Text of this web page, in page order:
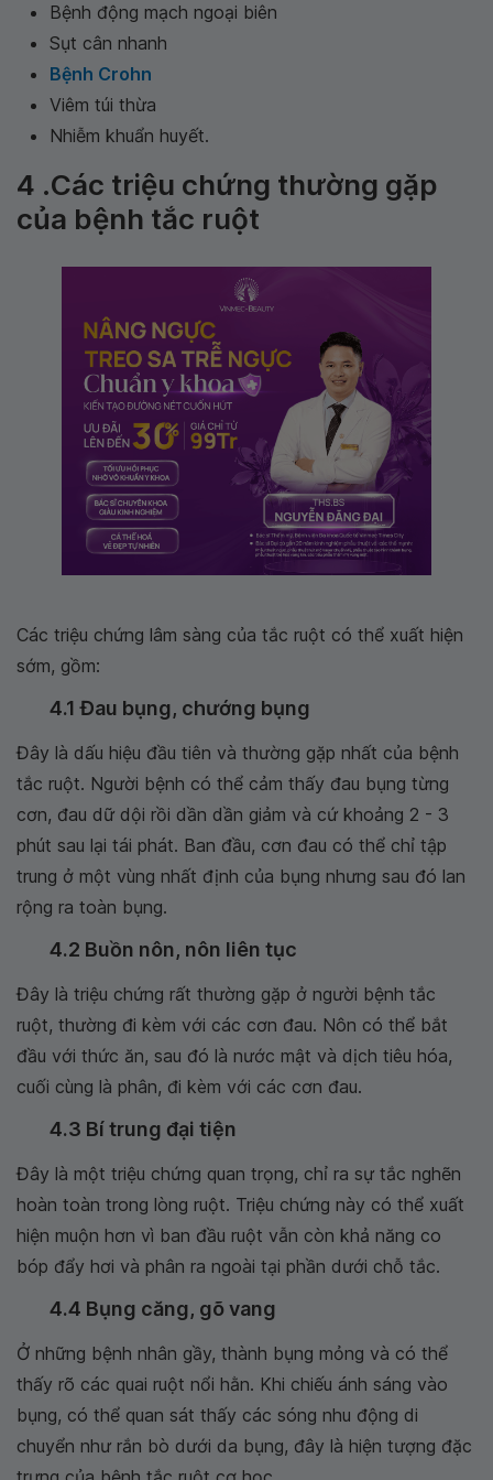
Bệnh động mạch ngoại biên
Sụt cân nhanh
Bệnh Crohn
Viêm túi thừa
Nhiễm khuẩn huyết.
4 .Các triệu chứng thường gặp
của bệnh tắc ruột
Các triệu chứng lâm sàng của tắc ruột có thể xuất hiện
sớm, gồm:
4.1 Đau bụng, chướng bụng
Đây là dấu hiệu đầu tiên và thường gặp nhất của bệnh
tắc ruột. Người bệnh có thể cảm thấy đau bụng từng
cơn, đau dữ dội rồi dần dần giảm và cứ khoảng 2 - 3
phút sau lại tái phát. Ban đầu, cơn đau có thể chỉ tập
trung ở một vùng nhất định của bụng nhưng sau đó lan
rộng ra toàn bụng.
4.2 Buồn nôn, nôn liên tục
Đây là triệu chứng rất thường gặp ở người bệnh tắc
ruột, thường đi kèm với các cơn đau. Nôn có thể bắt
đầu với thức ăn, sau đó là nước mật và dịch tiêu hóa,
cuối cùng là phân, đi kèm với các cơn đau.
4.3 Bí trung đại tiện
Đây là một triệu chứng quan trọng, chỉ ra sự tắc nghẽn
hoàn toàn trong lòng ruột. Triệu chứng này có thể xuất
hiện muộn hơn vì ban đầu ruột vẫn còn khả năng co
bóp đẩy hơi và phân ra ngoài tại phần dưới chỗ tắc.
4.4 Bụng căng, gõ vang
Ở những bệnh nhân gầy, thành bụng mỏng và có thể
thấy rõ các quai ruột nổi hằn. Khi chiếu ánh sáng vào
bụng, có thể quan sát thấy các sóng nhu động di
chuyển như rắn bò dưới da bụng, đây là hiện tượng đặc